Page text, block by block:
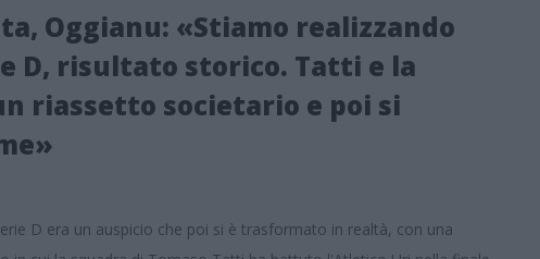
Oggianu: «Stiamo realizzando
D, risultato storico. Tatti e la
riassetto societario e poi si
D era un auspicio che poi si è trasformato in realtà, con una